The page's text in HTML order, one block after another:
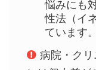
悩みにも
性法（イ
ています。
病院・ク